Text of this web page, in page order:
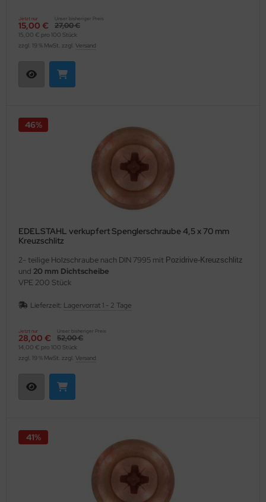
Jetzt nur
15,00 €
Unser bisheriger Preis
27,00 €
15,00 € pro 100 Stück
zzgl. 19 % MwSt. zzgl. Versand
EDELSTAHL verkupfert Spenglerschraube 4,5 x 70 mm
Kreuzschlitz
2- teilige Holzschraube nach DIN 7995 mit Pozidrive-Kreuzschlitz
und 20 mm Dichtscheibe
VPE 200 Stück
Lieferzeit: Lagervorrat 1 - 2 Tage
Jetzt nur
28,00 €
Unser bisheriger Preis
52,00 €
46%
14,00 € pro 100 Stück
zzgl. 19 % MwSt. zzgl. Versand
41%